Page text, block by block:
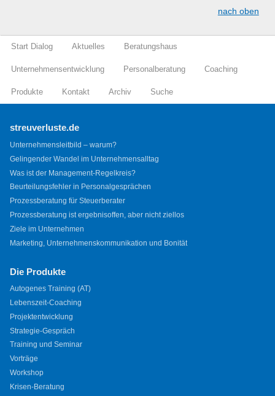
nach oben
Start Dialog Aktuelles Beratungshaus
Unternehmensentwicklung Personalberatung Coaching
Produkte Kontakt Archiv Suche
streuverluste.de
Unternehmensleitbild – warum?
Gelingender Wandel im Unternehmensalltag
Was ist der Management-Regelkreis?
Beurteilungsfehler in Personalgesprächen
Prozessberatung für Steuerberater
Prozessberatung ist ergebnisoffen, aber nicht ziellos
Ziele im Unternehmen
Marketing, Unternehmenskommunikation und Bonität
Die Produkte
Autogenes Training (AT)
Lebenszeit-Coaching
Projektentwicklung
Strategie-Gespräch
Training und Seminar
Vorträge
Workshop
Krisen-Beratung